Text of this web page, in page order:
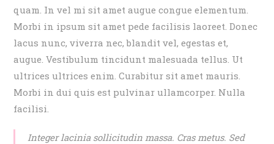
quam. In vel mi sit amet augue congue elementum.
Morbi in ipsum sit amet pede facilisis laoreet. Donec
lacus nunc, viverra nec, blandit vel, egestas et,
augue. Vestibulum tincidunt malesuada tellus. Ut
ultrices ultrices enim. Curabitur sit amet mauris.
Morbi in dui quis est pulvinar ullamcorper. Nulla
facilisi.
Integer lacinia sollicitudin massa. Cras metus. Sed